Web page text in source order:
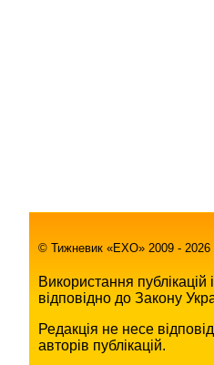
© Тижневик «EХO» 2009 - 2026
Використання
відповідно до Закону
Редакція не несе
авторів публікацій.